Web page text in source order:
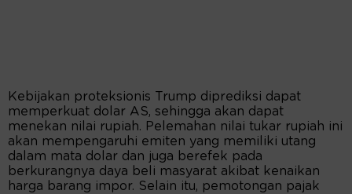
Kebijakan proteksionis Trump diprediksi dapat
memperkuat dolar AS, sehingga akan dapat
menekan nilai rupiah. Pelemahan nilai tukar rupiah ini
akan mempengaruhi emiten yang memiliki utang
dalam mata dolar dan juga berefek pada
berkurangnya daya beli masyarat akibat kenaikan
harga barang impor. Selain itu, pemotongan pajak